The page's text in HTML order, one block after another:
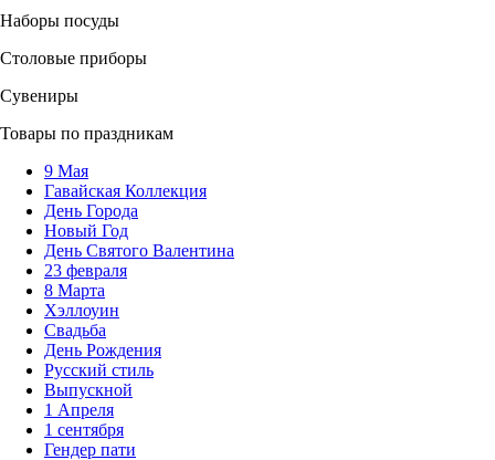
Наборы посуды
Столовые приборы
Сувениры
Товары по праздникам
9 Мая
Гавайская Коллекция
День Города
Новый Год
День Святого Валентина
23 февраля
8 Марта
Хэллоуин
Свадьба
День Рождения
Русский стиль
Выпускной
1 Апреля
1 сентября
Гендер пати